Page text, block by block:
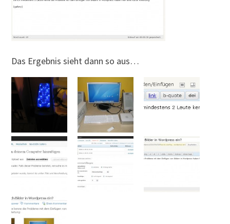
Das Ergebnis sieht dann so aus…